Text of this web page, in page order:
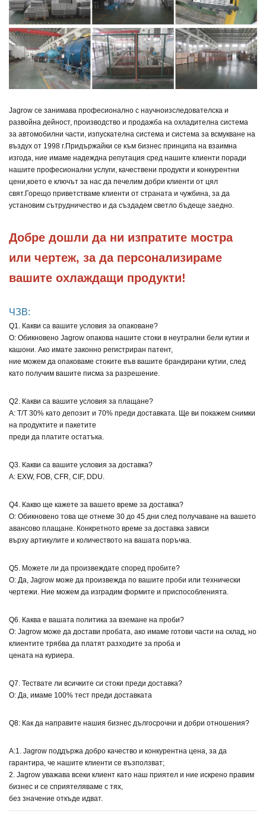
Jagrow се занимава професионално с научноизследователска и
развойна дейност, производство и продажба на охладителна система
за автомобилни части, изпускателна система и система за всмукване на
въздух от 1998 г.Придържайки се към бизнес принципа на взаимна
изгода, ние имаме надеждна репутация сред нашите клиенти поради
нашите професионални услуги, качествени продукти и конкурентни
цени,което е ключът за нас да печелим добри клиенти от цял
свят.Горещо приветстваме клиенти от страната и чужбина, за да
установим сътрудничество и да създадем светло бъдеще заедно.
Добре дошли да ни изпратите мостра
или чертеж, за да персонализираме
вашите охлаждащи продукти!
ЧЗВ:
Q1. Какви са вашите условия за опаковане?
О: Обикновено Jagrow опакова нашите стоки в неутрални бели кутии и
кашони. Ако имате законно регистриран патент,
ние можем да опаковаме стоките във вашите брандирани кутии, след
като получим вашите писма за разрешение.
Q2. Какви са вашите условия за плащане?
A: T/T 30% като депозит и 70% преди доставката. Ще ви покажем снимки
на продуктите и пакетите
преди да платите остатъка.
Q3. Какви са вашите условия за доставка?
A: EXW, FOB, CFR, CIF, DDU.
Q4. Какво ще кажете за вашето време за доставка?
О: Обикновено това ще отнеме 30 до 45 дни след получаване на вашето
авансово плащане. Конкретното време за доставка зависи
върху артикулите и количеството на вашата поръчка.
Q5. Можете ли да произвеждате според пробите?
О: Да, Jagrow може да произвежда по вашите проби или технически
чертежи. Ние можем да изградим формите и приспособленията.
Q6. Каква е вашата политика за вземане на проби?
О: Jagrow може да достави пробата, ако имаме готови части на склад, но
клиентите трябва да платят разходите за проба и
цената на куриера.
Q7. Тествате ли всичките си стоки преди доставка?
О: Да, имаме 100% тест преди доставката
Q8: Как да направите нашия бизнес дългосрочни и добри отношения?
A:1. Jagrow поддържа добро качество и конкурентна цена, за да
гарантира, че нашите клиенти се възползват;
2. Jagrow уважава всеки клиент като наш приятел и ние искрено правим
бизнес и се сприятеляваме с тях,
без значение откъде идват.